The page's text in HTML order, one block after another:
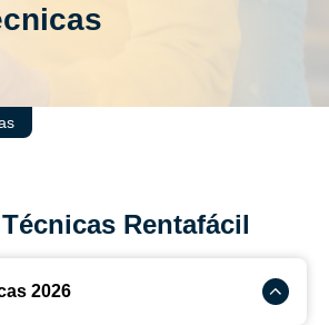
Rentafácil
2026